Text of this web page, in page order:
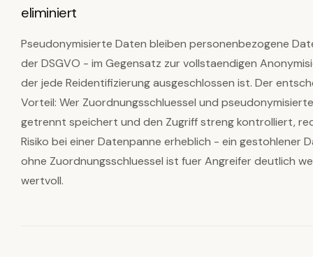
eliminiert
Pseudonymisierte Daten bleiben personenbezogene
der DSGVO - im Gegensatz zur vollstaendigen
der jede Reidentifizierung ausgeschlossen ist. Der
Vorteil: Wer Zuordnungsschluessel und
getrennt speichert und den Zugriff streng kontrolliert,
Risiko bei einer Datenpanne erheblich - ein gestohlener
ohne Zuordnungsschluessel ist fuer Angreifer deutlich
wertvoll.